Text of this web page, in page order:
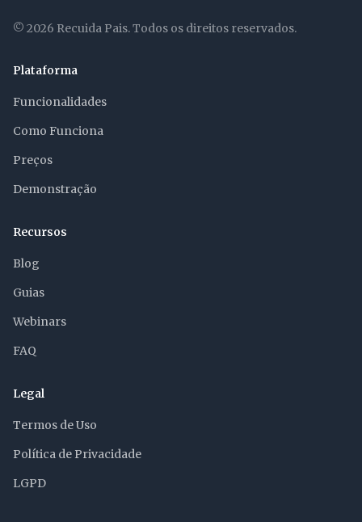
© 2026 Recuida Pais. Todos os direitos reservados.
Plataforma
Funcionalidades
Como Funciona
Preços
Demonstração
Recursos
Blog
Guias
Webinars
FAQ
Legal
Termos de Uso
Política de Privacidade
LGPD